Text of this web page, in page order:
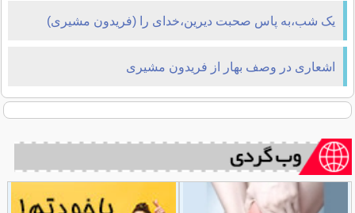
یک شب،به پاس صحبت دیرین،خدای را (فریدون مشیری)
اشعاری در وصف بهار از فریدون مشیری